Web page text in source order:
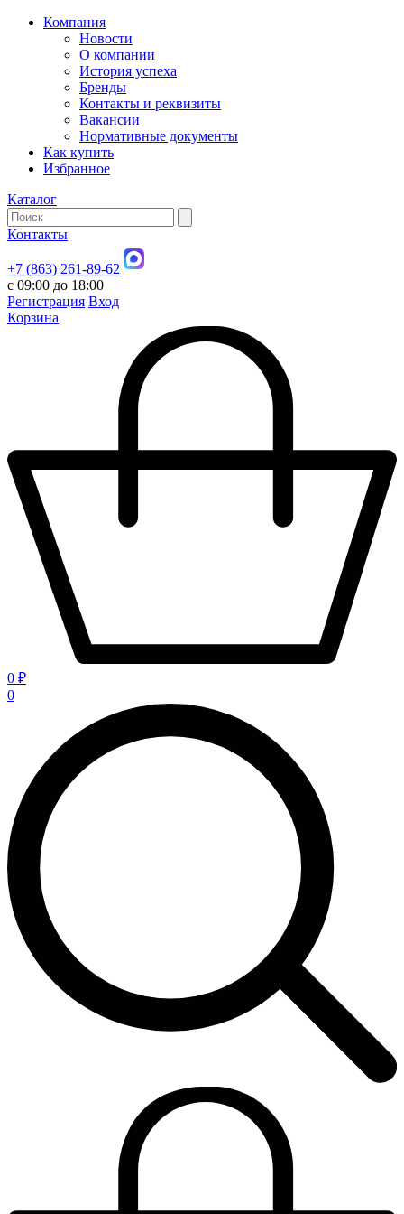
Компания
Новости
О компании
История успеха
Бренды
Контакты и реквизиты
Вакансии
Нормативные документы
Как купить
Избранное
Каталог
Контакты
+7 (863) 261-89-62
с 09:00 до 18:00
Регистрация Вход
Корзина
0 ₽
0